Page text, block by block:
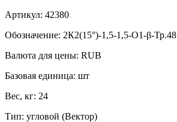
Артикул: 42380
Обозначение: 2К2(15°)-1,5-1,5-О1-β-Тр.48
Валюта для цены: RUB
Базовая единица: шт
Вес, кг: 24
Тип: угловой (Вектор)